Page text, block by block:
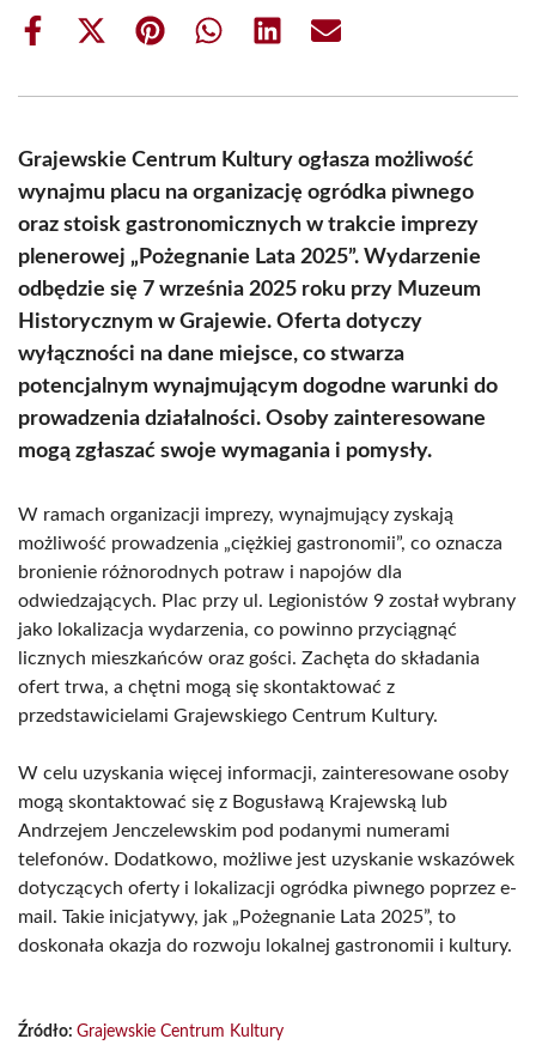
Share
Share
(Twitter)
Share Share Share Share
Grajewskie Centrum Kultury ogłasza możliwość
wynajmu placu na organizację ogródka piwnego
oraz stoisk gastronomicznych w trakcie imprezy
plenerowej „Pożegnanie Lata 2025”. Wydarzenie
odbędzie się 7 września 2025 roku przy Muzeum
Historycznym w Grajewie. Oferta dotyczy
wyłączności na dane miejsce, co stwarza
potencjalnym wynajmującym dogodne warunki do
prowadzenia działalności. Osoby zainteresowane
mogą zgłaszać swoje wymagania i pomysły.
W ramach organizacji imprezy, wynajmujący zyskają
możliwość prowadzenia „ciężkiej gastronomii”, co oznacza
bronienie różnorodnych potraw i napojów dla
odwiedzających. Plac przy ul. Legionistów 9 został wybrany
jako lokalizacja wydarzenia, co powinno przyciągnąć
licznych mieszkańców oraz gości. Zachęta do składania
ofert trwa, a chętni mogą się skontaktować z
przedstawicielami Grajewskiego Centrum Kultury.
W celu uzyskania więcej informacji, zainteresowane osoby
mogą skontaktować się z Bogusławą Krajewską lub
Andrzejem Jenczelewskim pod podanymi numerami
telefonów. Dodatkowo, możliwe jest uzyskanie wskazówek
dotyczących oferty i lokalizacji ogródka piwnego poprzez e-
mail. Takie inicjatywy, jak „Pożegnanie Lata 2025”, to
doskonała okazja do rozwoju lokalnej gastronomii i kultury.
Źródło: Grajewskie Centrum Kultury